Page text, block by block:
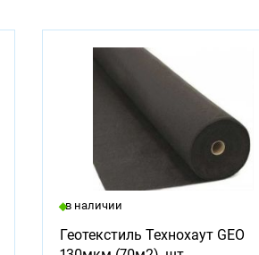
в наличии
Геотекстиль Технохаут GEO